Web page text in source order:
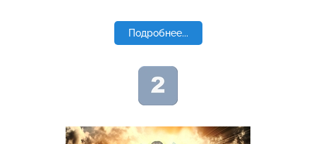
Подробнее...